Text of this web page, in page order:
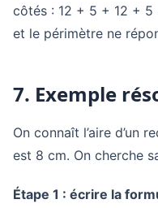
côtés : 12 + 5 + 12 + 5
et le périmètre ne
7. Exemple
On connaît l’aire d’un
est 8 cm. On cherche
Étape 1 : écrire la